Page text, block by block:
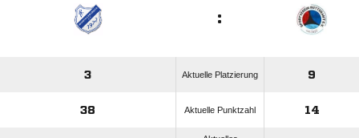
:
3 Aktuelle Platzierung 9
38 Aktuelle Punktzahl 14